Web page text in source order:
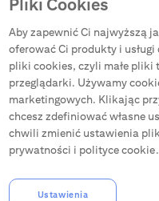
Pliki Cookies
Aby zapewnić Ci najwyższą
oferować Ci produkty i
pliki cookies, czyli małe pliki
przeglądarki. Używamy
marketingowych. Klikając
chcesz zdefiniować własne
chwili zmienić ustawienia
prywatności i polityce cookie.
Ustawienia